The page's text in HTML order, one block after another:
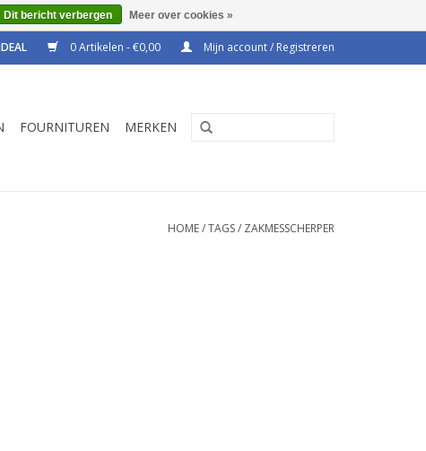
0 Artikelen - €0,00 Mijn account / Registreren
FOURNITUREN MERKEN
HOME/TAGS/ ZAKMESSCHERPER
Dit bericht verbergen Meer over cookies »